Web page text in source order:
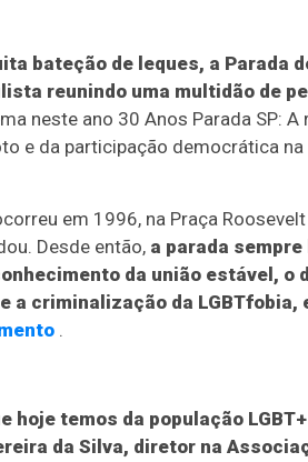
bateção de leques, a Parada
reunindo uma multidão de
neste ano 30 Anos Parada SP: A
e da participação democrática
em 1996, na Praça
Desde então, a parada
da união estável, o
a criminalização da LGBTfobia,
.
hoje temos da população
da Silva, diretor na